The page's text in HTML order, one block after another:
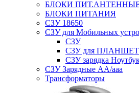
БЛОКИ
БЛОКИ ПИТАНИЯ
СЗУ 18650
СЗУ для Мобильных
СЗУ
СЗУ для
СЗУ зарядка
СЗУ Зарядные АА/ааа
Трансформаторы